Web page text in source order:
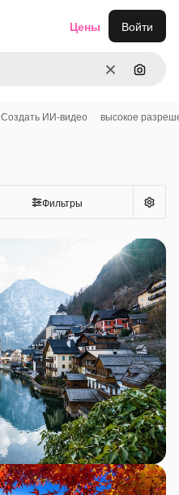
ОчиститьПоиск
Цены Войти
Создать ИИ-видео высокое
Фильтры